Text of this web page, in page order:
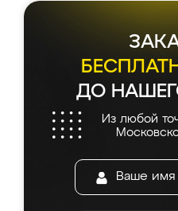
ДО
Из любой